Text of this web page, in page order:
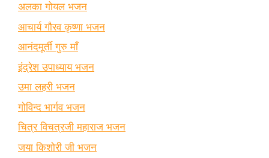
अलका गोयल भजन
आचार्य गौरव कृष्णा भजन
आनंदमूर्ती गुरु माँ
इंद्रेश उपाध्याय भजन
उमा लहरी भजन
गोविन्द भार्गव भजन
चित्र विचत्रजी महाराज भजन
जया किशोरी जी भजन